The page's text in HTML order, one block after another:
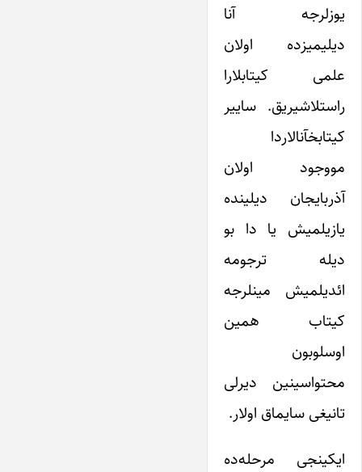
یوزلرجه آنا
دیلیمیزده اولان
علمی کیتابلارا
راستلاشیریق. ساییر
کیتابخآنالاردا
مووجود اولان
آذربایجان دیلینده
یازیلمیش یا دا بو
دیله ترجومه
ائدیلمیش مینلرجه
کیتاب همین
اوسلوبون
محتواسینین دیرلی
تانیغی سایماق اولار.
ایکینجی مرحله‌ده